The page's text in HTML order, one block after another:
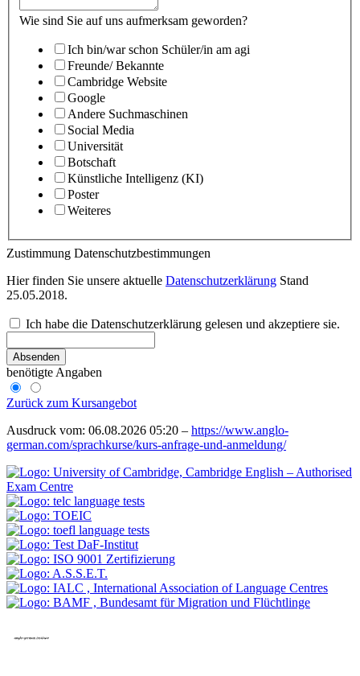
Wie sind Sie auf uns aufmerksam geworden?
Ich bin/war schon Schüler/in am agi
Freunde/ Bekannte
Cambridge Website
Google
Andere Suchmaschinen
Social Media
Universität
Botschaft
Künstliche Intelligenz (KI)
Poster
Weiteres
Zustimmung Datenschutzbestimmungen
Hier finden Sie unsere aktuelle Datenschutzerklärung Stand
25.05.2018.
Ich habe die Datenschutzerklärung gelesen und akzeptiere sie.
Absenden
benötigte Angaben
Zurück zum Kursangebot
Ausdruck vom: 06.08.2026 05:20 – https://www.anglo-
german.com/sprachkurse/kurs-anfrage-und-anmeldung/